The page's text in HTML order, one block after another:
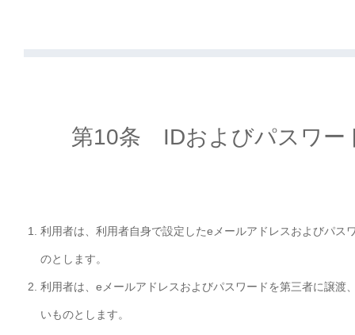
第10条 IDおよびパスワー
利用者は、利用者自身で設定したeメールアドレスおよびパス
のとします。
利用者は、eメールアドレスおよびパスワードを第三者に譲渡
いものとします。